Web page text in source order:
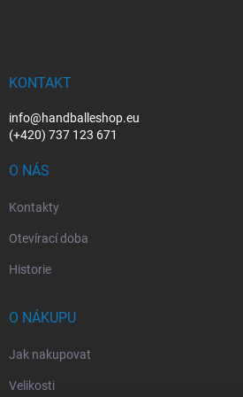
KONTAKT
info@handballeshop.eu
(+420) 737 123 671
O NÁS
Kontakty
Otevírací doba
Historie
O NÁKUPU
Jak nakupovat
Velikosti